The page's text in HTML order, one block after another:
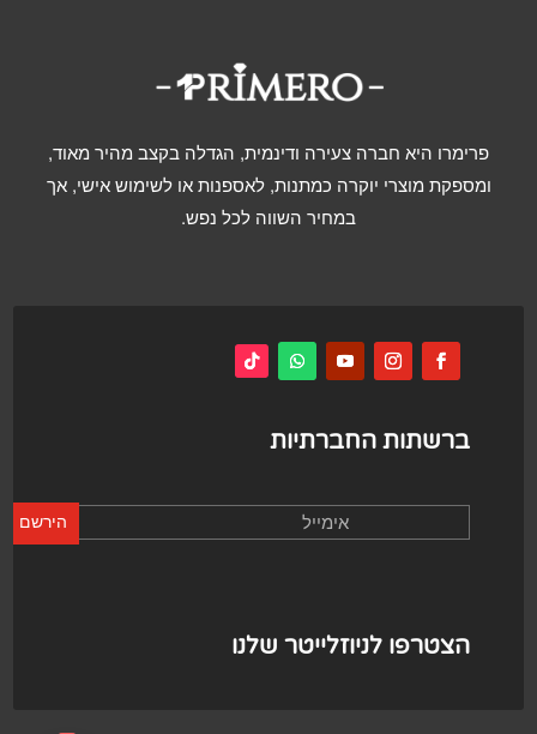
פרימרו היא חברה צעירה ודינמית, הגדלה בקצב מהיר מאוד,
ומספקת מוצרי יוקרה כמתנות, לאספנות או לשימוש אישי, אך
במחיר השווה לכל נפש.
ברשתות החברתיות
הירשם
הצטרפו לניוזלייטר שלנו